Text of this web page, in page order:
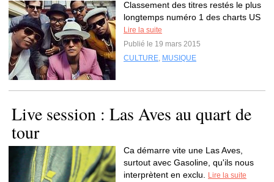
Classement des titres restés le plus
longtemps numéro 1 des charts US
Lire la suite
Publié le 19 mars 2015
CULTURE, MUSIQUE
Live session : Las Aves au quart de
tour
Ca démarre vite une Las Aves,
surtout avec Gasoline, qu'ils nous
interprètent en exclu.
Lire la suite